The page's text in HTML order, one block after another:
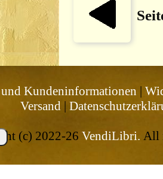
Kundeninformationen |
Versand|
(c) 2022-26 VendiLibri. All